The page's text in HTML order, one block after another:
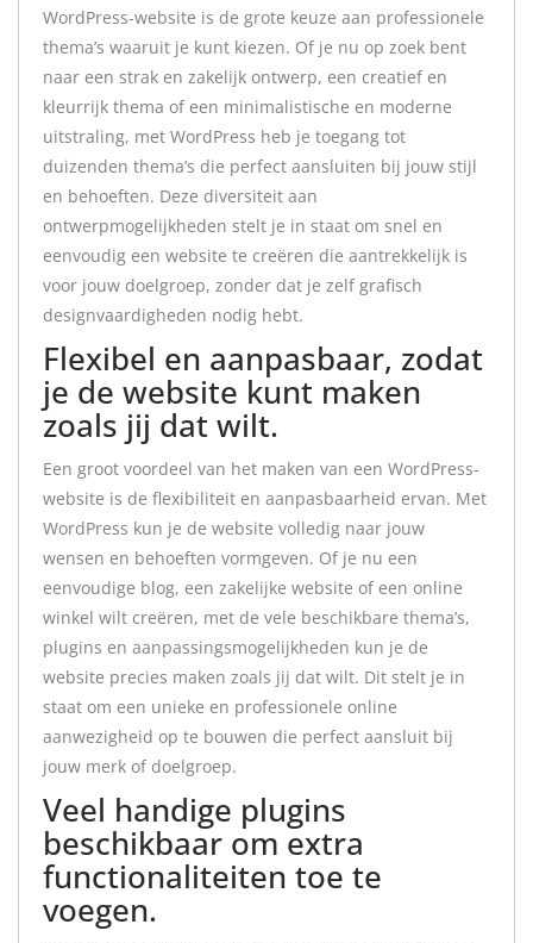
WordPress-website is de grote keuze aan professionele
thema’s waaruit je kunt kiezen. Of je nu op zoek bent
naar een strak en zakelijk ontwerp, een creatief en
kleurrijk thema of een minimalistische en moderne
uitstraling, met WordPress heb je toegang tot
duizenden thema’s die perfect aansluiten bij jouw stijl
en behoeften. Deze diversiteit aan
ontwerpmogelijkheden stelt je in staat om snel en
eenvoudig een website te creëren die aantrekkelijk is
voor jouw doelgroep, zonder dat je zelf grafisch
designvaardigheden nodig hebt.
Flexibel en aanpasbaar, zodat
je de website kunt maken
zoals jij dat wilt.
Een groot voordeel van het maken van een WordPress-
website is de flexibiliteit en aanpasbaarheid ervan. Met
WordPress kun je de website volledig naar jouw
wensen en behoeften vormgeven. Of je nu een
eenvoudige blog, een zakelijke website of een online
winkel wilt creëren, met de vele beschikbare thema’s,
plugins en aanpassingsmogelijkheden kun je de
website precies maken zoals jij dat wilt. Dit stelt je in
staat om een unieke en professionele online
aanwezigheid op te bouwen die perfect aansluit bij
jouw merk of doelgroep.
Veel handige plugins
beschikbaar om extra
functionaliteiten toe te
voegen.